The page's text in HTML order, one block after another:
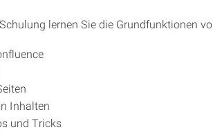
lernen Sie die Grundfunktionen
Inhalten
und Tricks